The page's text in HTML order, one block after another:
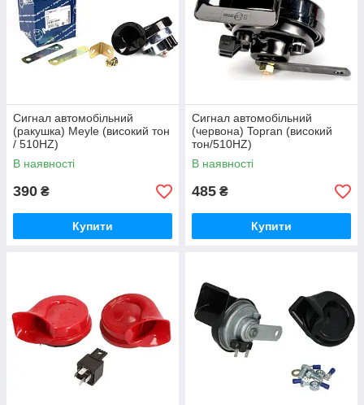
Сигнал автомобільний
(ракушка) Meyle (високий тон
/ 510HZ)
В наявності
390 ₴
Купити
Сигнал автомобільний
(червона) Topran (високий
тон/510HZ)
В наявності
485 ₴
Купити